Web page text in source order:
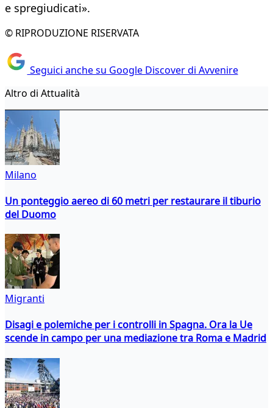
e spregiudicati».
© RIPRODUZIONE RISERVATA
Seguici anche su Google Discover di Avvenire
Altro di Attualità
Milano
Un ponteggio aereo di 60 metri per restaurare il tiburio
del Duomo
Migranti
Disagi e polemiche per i controlli in Spagna. Ora la Ue
scende in campo per una mediazione tra Roma e Madrid